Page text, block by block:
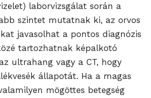
laborvizsgálat során a
szintet mutatnak ki, az orvos
javasolhat a pontos diagnózis
tartozhatnak képalkotó
ultrahang vagy a CT, hogy
állapotát. Ha a magas
mögöttes betegség